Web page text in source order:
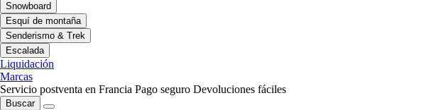
Snowboard
Esquí de montaña
Senderismo & Trek
Escalada
Liquidación
Marcas
Servicio postventa en Francia Pago seguro Devoluciones fáciles
Buscar